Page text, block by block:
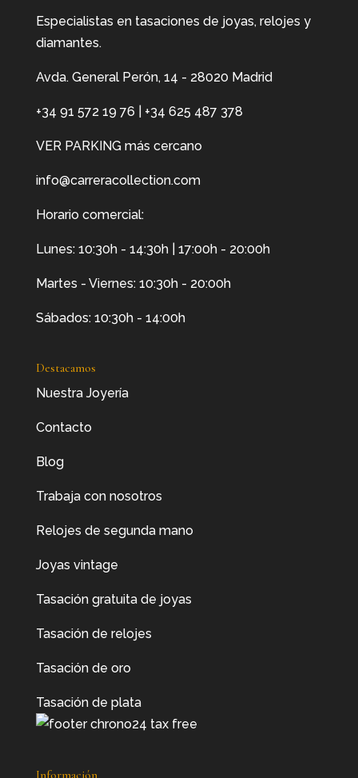
Especialistas en tasaciones de joyas, relojes y
diamantes.
Avda. General Perón, 14 - 28020 Madrid
+34 91 572 19 76 +34 625 487 378
VER PARKING más cercano
info@carreracollection.com
Horario comercial:
Lunes: 10:30h - 14:30h | 17:00h - 20:00h
Martes - Viernes: 10:30h - 20:00h
Sábados: 10:30h - 14:00h
Destacamos
Nuestra Joyería
Contacto
Blog
Trabaja con nosotros
Relojes de segunda mano
Joyas vintage
Tasación gratuita de joyas
Tasación de relojes
Tasación de oro
Tasación de plata
Información